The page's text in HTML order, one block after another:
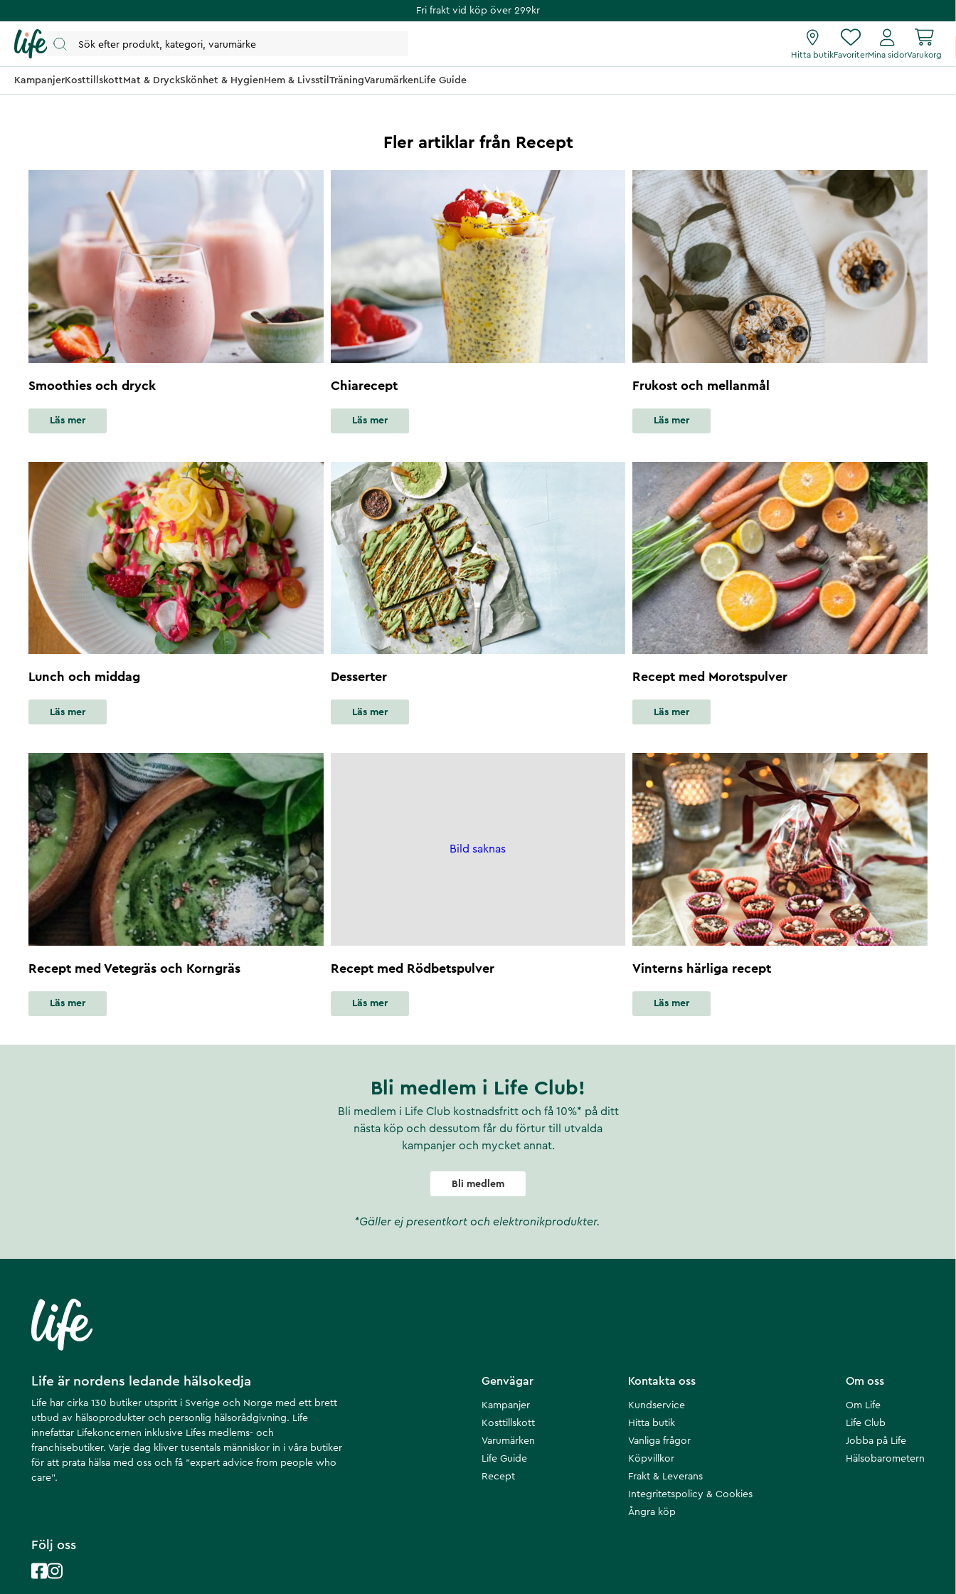
Fri frakt vid köp över 299kr
Hitta butikFavoriterMina sidorVarukorg
KampanjerKosttillskottMat & DryckSkönhet & HygienHem & Livsstil TräningVarumärkenLife Guide
Fler artiklar från Recept
Smoothies och dryck
Läs mer
Chiarecept
Läs mer
Frukost och mellanmål
Läs mer
Lunch och middag
Läs mer
Desserter
Läs mer
Recept med Morotspulver
Läs mer
Recept med Vetegräs och Korngräs
Läs mer
Bild saknas
Recept med Rödbetspulver
Läs mer
Vinterns härliga recept
Läs mer
Bli medlem i Life Club!
Bli medlem i Life Club kostnadsfritt och få 10%* på ditt
nästa köp och dessutom får du förtur till utvalda
kampanjer och mycket annat.
Bli medlem
*Gäller ej presentkort och elektronikprodukter.
Life är nordens ledande hälsokedja
Life har cirka 130 butiker utspritt i Sverige och Norge med ett brett
utbud av hälsoprodukter och personlig hälsorådgivning. Life
innefattar Lifekoncernen inklusive Lifes medlems- och
franchisebutiker. Varje dag kliver tusentals människor in i våra butiker
för att prata hälsa med oss och få ”expert advice from people who
care”.
Om oss
Om Life
Life Club
Jobba på Life
Hälsobarometern
Kontakta oss
Kundservice
Hitta butik
Vanliga frågor
Köpvillkor
Frakt & Leverans
Integritetspolicy & Cookies
Ångra köp
Genvägar
Kampanjer
Kosttillskott
Varumärken
Life Guide
Recept
Följ oss